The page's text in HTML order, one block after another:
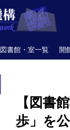
図書館・室一覧 開
【図書
歩」を